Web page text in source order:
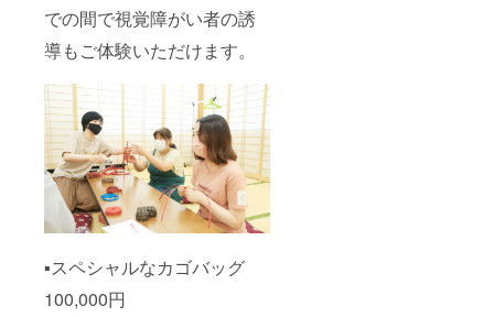
での間で視覚障がい者の誘
導もご体験いただけます。
▪️スペシャルなカゴバッグ
100,000円